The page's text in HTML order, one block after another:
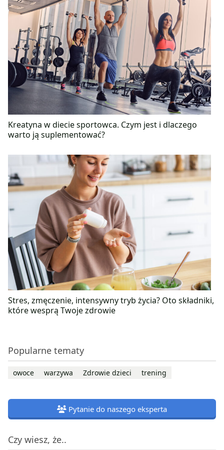
Kreatyna w diecie sportowca. Czym jest i dlaczego
warto ją suplementować?
Stres, zmęczenie, intensywny tryb życia? Oto składniki,
które wesprą Twoje zdrowie
Popularne tematy
owoce warzywa Zdrowie dzieci trening
Pytanie do naszego eksperta
Czy wiesz, że..